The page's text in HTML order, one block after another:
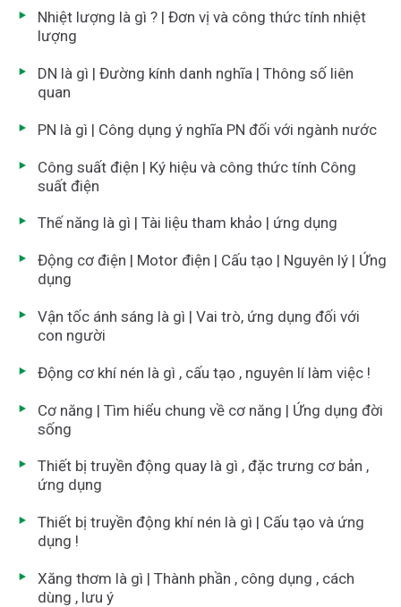
Nhiệt lượng là gì ? | Đơn vị và công thức tính nhiệt
lượng
DN là gì | Đường kính danh nghĩa | Thông số liên
quan
PN là gì | Công dụng ý nghĩa PN đối với ngành nước
Công suất điện | Ký hiệu và công thức tính Công
suất điện
Thế năng là gì | Tài liệu tham khảo | ứng dụng
Động cơ điện | Motor điện | Cấu tạo | Nguyên lý | Ứng
dụng
Vận tốc ánh sáng là gì | Vai trò, ứng dụng đối với
con người
Động cơ khí nén là gì , cấu tạo , nguyên lí làm việc !
Cơ năng | Tìm hiểu chung về cơ năng | Ứng dụng đời
sống
Thiết bị truyền động quay là gì , đặc trưng cơ bản ,
ứng dụng
Thiết bị truyền động khí nén là gì | Cấu tạo và ứng
dụng !
Xăng thơm là gì | Thành phần , công dụng , cách
dùng , lưu ý